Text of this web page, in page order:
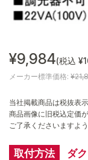
¥9,984(税込
メーカー標準価格:
当社掲載商品は税抜表
商品画像に旧税込定価
ご了承くださいますよ
取付方法 ダ